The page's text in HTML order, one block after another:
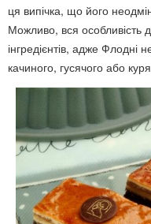
ця випічка, що його
Можливо, вся особливість
інгредієнтів, адже Флодні
качиного, гусячого або